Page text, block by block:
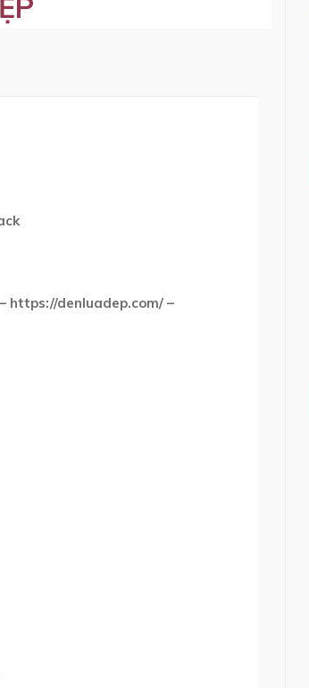
https://denluadep.com/ –